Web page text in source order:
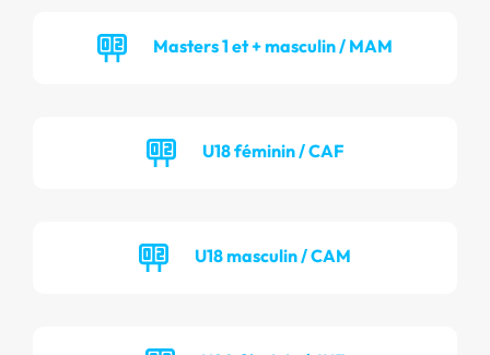
Masters 1 et + masculin / MAM
U18 féminin / CAF
U18 masculin / CAM